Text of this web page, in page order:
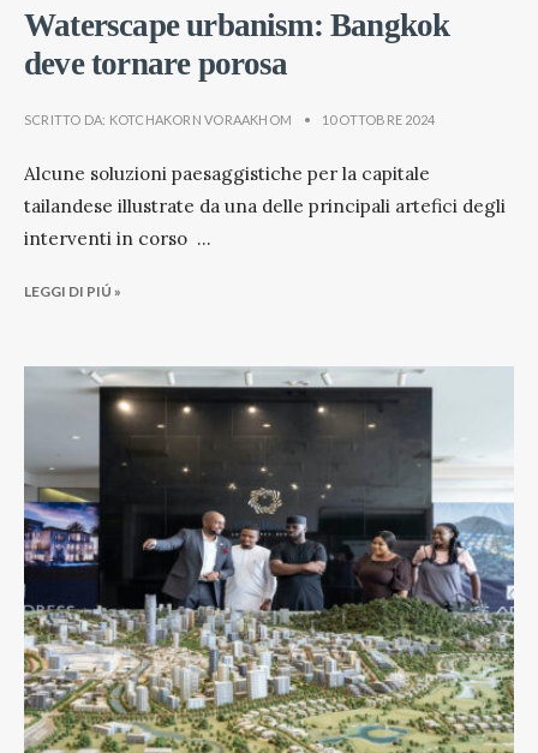
Waterscape urbanism: Bangkok
deve tornare porosa
SCRITTO DA: KOTCHAKORN VORAAKHOM • 10 OTTOBRE 2024
Alcune soluzioni paesaggistiche per la capitale
tailandese illustrate da una delle principali artefici degli
interventi in corso ...
LEGGI DI PIÚ »